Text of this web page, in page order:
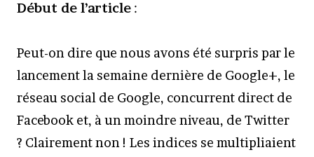
Début de l’article :
Peut-on dire que nous avons été surpris par le
lancement la semaine dernière de Google+, le
réseau social de Google, concurrent direct de
Facebook et, à un moindre niveau, de Twitter
? Clairement non ! Les indices se multipliaient